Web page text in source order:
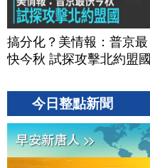
搞分化？美情報：普京最
快今秋 試探攻擊北約盟國
今日整點新聞